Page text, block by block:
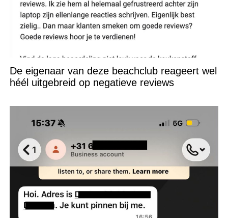
De eigenaar van deze beachclub reageert wel
héél uitgebreid op negatieve reviews